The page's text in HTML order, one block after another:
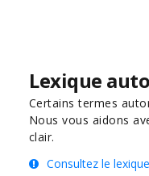
Lexique
Certains termes
Nous vous aidons
clair.
Consultez le